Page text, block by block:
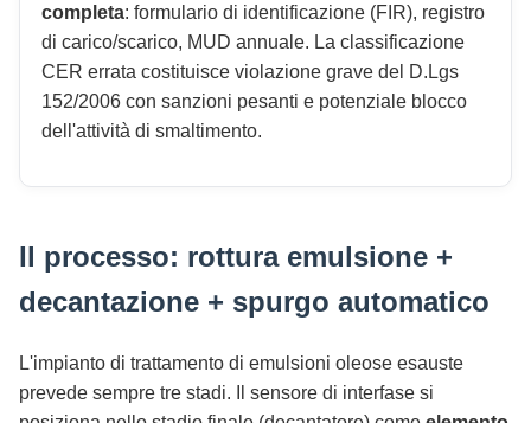
completa: formulario di identificazione (FIR), registro
di carico/scarico, MUD annuale. La classificazione
CER errata costituisce violazione grave del D.Lgs
152/2006 con sanzioni pesanti e potenziale blocco
dell'attività di smaltimento.
Il processo: rottura emulsione +
decantazione + spurgo automatico
L'impianto di trattamento di emulsioni oleose esauste
prevede sempre tre stadi. Il sensore di interfase si